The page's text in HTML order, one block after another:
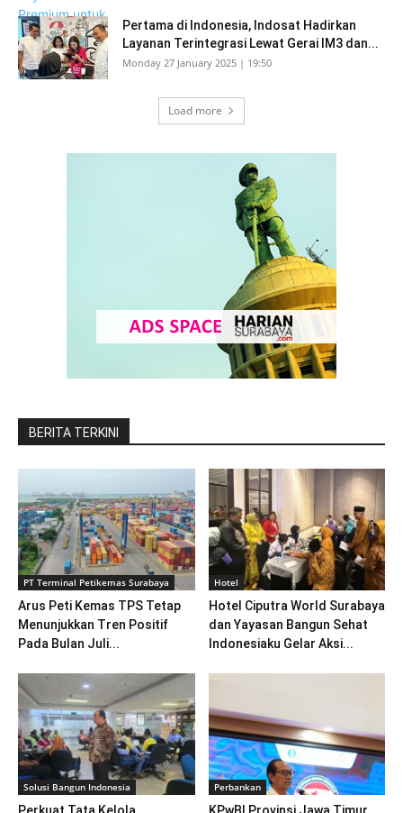
Pertama di Indonesia, Indosat Hadirkan
Layanan Terintegrasi Lewat Gerai IM3 dan...
Monday 27 January 2025 | 19:50
Load more
BERITA TERKINI
PT Terminal Petikemas Surabaya
Arus Peti Kemas TPS Tetap
Menunjukkan Tren Positif
Pada Bulan Juli...
Hotel
Hotel Ciputra World Surabaya
dan Yayasan Bangun Sehat
Indonesiaku Gelar Aksi...
Solusi Bangun Indonesia Perbankan